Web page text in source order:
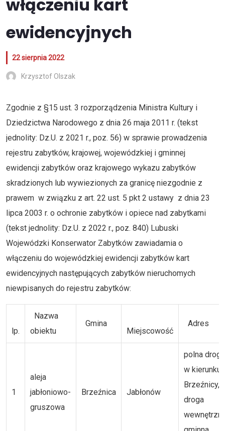
włączeniu kart
ewidencyjnych
22 sierpnia 2022
Krzysztof Olszak
Zgodnie z §15 ust. 3 rozporządzenia Ministra Kultury i
Dziedzictwa Narodowego z dnia 26 maja 2011 r. (tekst
jednolity: Dz.U. z 2021 r., poz. 56) w sprawie prowadzenia
rejestru zabytków, krajowej, wojewódzkiej i gminnej
ewidencji zabytków oraz krajowego wykazu zabytków
skradzionych lub wywiezionych za granicę niezgodnie z
prawem w związku z art. 22 ust. 5 pkt 2 ustawy z dnia 23
lipca 2003 r. o ochronie zabytków i opiece nad zabytkami
(tekst jednolity: Dz.U. z 2022 r., poz. 840) Lubuski
Wojewódzki Konserwator Zabytków zawiadamia o
włączeniu do wojewódzkiej ewidencji zabytków kart
ewidencyjnych następujących zabytków nieruchomych
niewpisanych do rejestru zabytków:
lp.
Nazwa
obiektu
Gmina
Miejscowość
Adres
1
aleja
jabłoniowo-
gruszowa
Brzeźnica Jabłonów
polna droga
w kierunku
Brzeźnicy,
droga